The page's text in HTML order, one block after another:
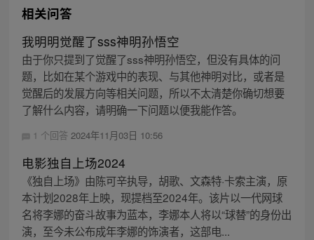
相关问答
我明明觉醒了sss神明孙悟空
由于你只提到了觉醒了sss神明孙悟空，但没有具体的问
题，比如在某个游戏中的表现、与其他神明对比，或者是
觉醒后的发展方向等相关问题，所以不太清楚你确切想要
了解什么内容，请明确一下问题以便我能作答。
1 个回答 2024年11月03日 10:56
电影独自上场2024
《独自上场》由陈可辛执导，胡歌、文森特·卡索主演，原
本计划2028年上映，现提档至2024年。该片以一代网球
名将李娜的奋斗故事为蓝本，李娜本人将以“球替”的身份出
演，至今未公布成年李娜的饰演者，这部电...